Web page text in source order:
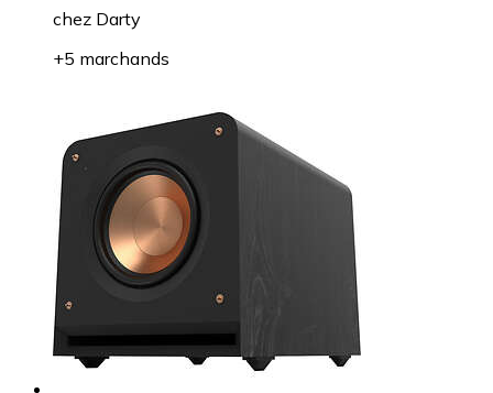
chez Darty
+5 marchands